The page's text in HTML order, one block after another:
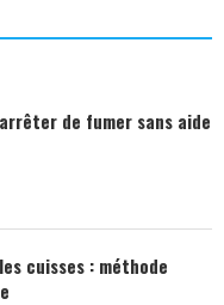
de fumer sans aide
cuisses : méthode